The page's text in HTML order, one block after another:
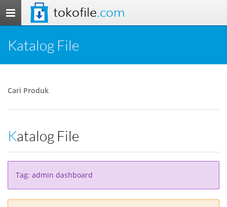
Toggle
navigation
tokofile.com
Katalog File
Cari Produk
Katalog File
Tag: admin dashboard